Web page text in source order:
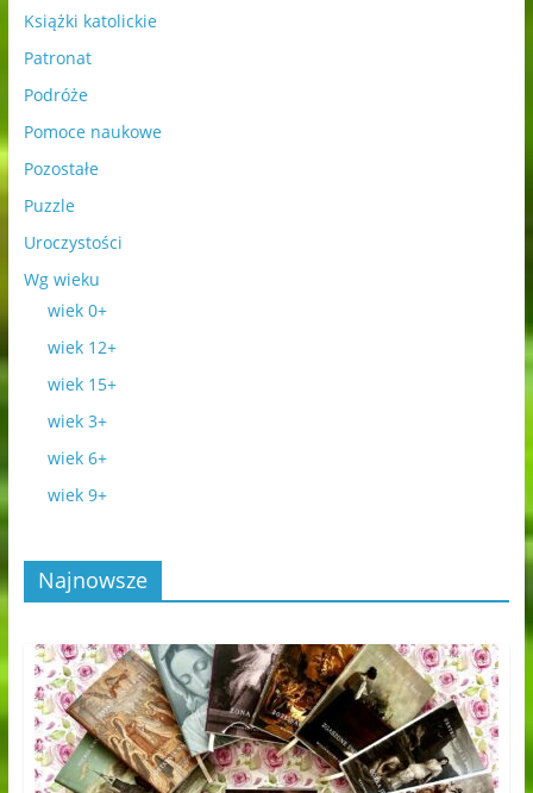
Książki katolickie
Patronat
Podróże
Pomoce naukowe
Pozostałe
Puzzle
Uroczystości
Wg wieku
wiek 0+
wiek 12+
wiek 15+
wiek 3+
wiek 6+
wiek 9+
Najnowsze